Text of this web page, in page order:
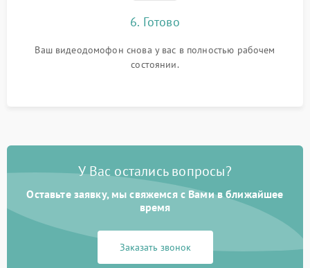
6. Готово
Ваш видеодомофон снова у вас в полностью рабочем
состоянии.
У Вас остались вопросы?
Оставьте заявку, мы свяжемся с Вами в ближайшее
время
Заказать звонок